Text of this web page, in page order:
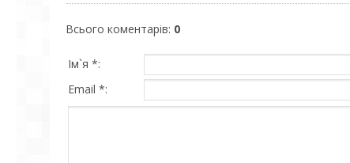
Всього коментарів: 0
Ім`я *:
Email *: